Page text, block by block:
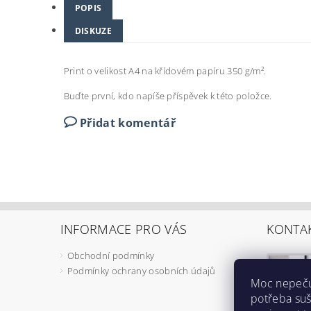
POPIS
DISKUZE
Print o velikost A4 na křídovém papíru 350 g/m².
Buďte první, kdo napíše příspěvek k této položce.
Přidat komentář
INFORMACE PRO VÁS
Obchodní podmínky
Podmínky ochrany osobních údajů
Moc
potřeba